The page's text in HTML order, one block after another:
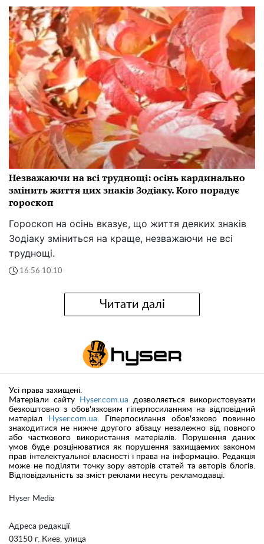
Незважаючи на всі труднощі: осінь кардинально
змінить життя цих знаків Зодіаку. Кого порадує
гороскоп
Гороскоп на осінь вказує, що життя деяких знаків
Зодіаку зміниться на краще, незважаючи не всі
труднощі.
16:56 10.10
Читати далі
Hyser Media
Адреса редакції
03150 г. Киев, улица
Усі права захищені.
Матеріали сайту
Hyser.com.ua дозволяється використовувати
безкоштовно з обов'язковим гіперпосиланням на відповідний
матеріал
Hyser.com.ua. Гіперпосилання обов'язково повинно
знаходитися не нижче другого абзацу незалежно від повного
або часткового використання матеріалів. Порушення даних
умов буде розцінюватися як порушення захищаемих законом
прав інтелектуальної власності і права на інформацію. Редакція
може не поділяти точку зору авторів статей та авторів блогів.
Відповідальність за зміст реклами несуть рекламодавці.